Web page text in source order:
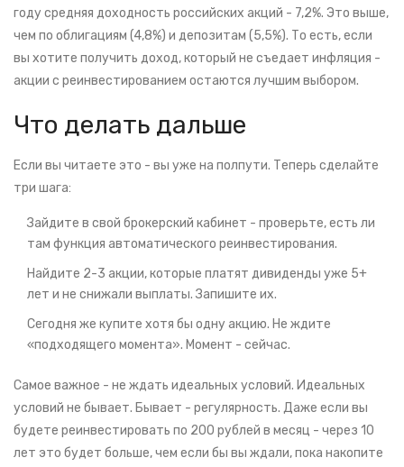
году средняя доходность российских акций - 7,2%. Это выше,
чем по облигациям (4,8%) и депозитам (5,5%). То есть, если
вы хотите получить доход, который не съедает инфляция -
акции с реинвестированием остаются лучшим выбором.
Что делать дальше
Если вы читаете это - вы уже на полпути. Теперь сделайте
три шага:
Зайдите в свой брокерский кабинет - проверьте, есть ли
там функция автоматического реинвестирования.
Найдите 2-3 акции, которые платят дивиденды уже 5+
лет и не снижали выплаты. Запишите их.
Сегодня же купите хотя бы одну акцию. Не ждите
«подходящего момента». Момент - сейчас.
Самое важное - не ждать идеальных условий. Идеальных
условий не бывает. Бывает - регулярность. Даже если вы
будете реинвестировать по 200 рублей в месяц - через 10
лет это будет больше, чем если бы вы ждали, пока накопите